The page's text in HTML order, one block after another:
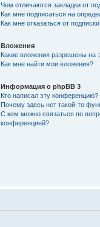
Чем отличаются закладки от
Как мне подписаться на
Как мне отказаться от
Вложения
Какие вложения разрешены на
Как мне найти мои вложения?
Информация о phpBB 3
Кто написал эту конференцию?
Почему здесь нет такой-то
С кем можно связаться по
конференцией?